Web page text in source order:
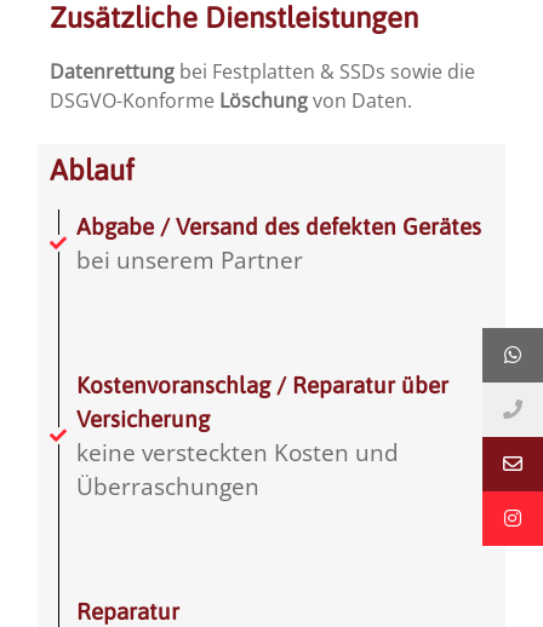
Zusätzliche Dienstleistungen
Datenrettung bei Festplatten & SSDs sowie die
DSGVO-Konforme Löschungvon Daten.
Ablauf
Abgabe / Versand des defekten Gerätes
bei unserem Partner
Kostenvoranschlag / Reparatur über
Versicherung
keine versteckten Kosten und
Überraschungen
Reparatur